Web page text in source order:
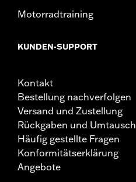
Motorradtraining
KUNDEN-SUPPORT
Kontakt
Bestellung nachverfolgen
Versand und Zustellung
Rückgaben und Umtausch
Häufig gestellte Fragen
Konformitätserklärung
Angebote